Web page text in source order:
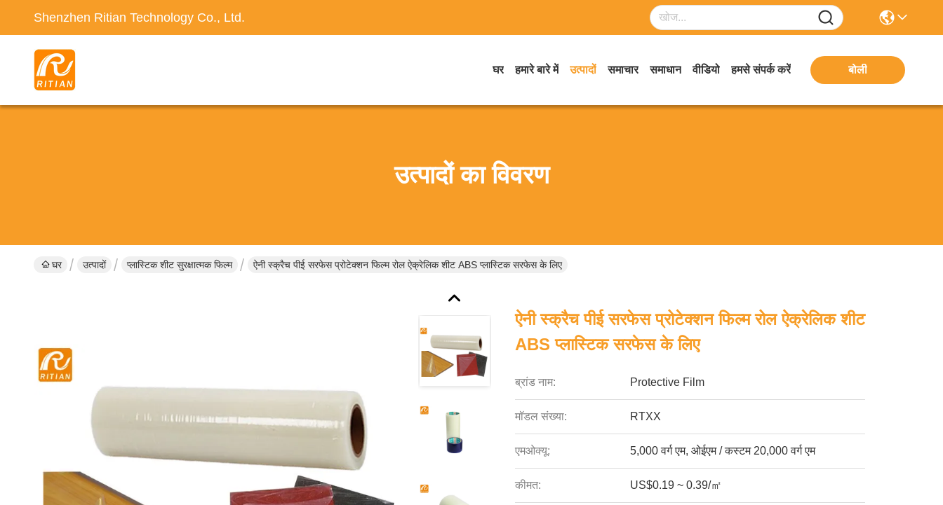
Shenzhen Ritian Technology Co., Ltd.
घर हमारे बारे में उत्पादों समाचार समाधान वीडियो हमसे संपर्क करें बोली
उत्पादों का विवरण
घर उत्पादों प्लास्टिक शीट सुरक्षात्मक फिल्म ऐनी स्क्रैच पीई सरफेस प्रोटेक्शन फिल्म रोल ऐक्रेलिक शीट ABS प्लास्टिक सरफेस के लिए
ऐनी स्क्रैच पीई सरफेस प्रोटेक्शन फिल्म रोल ऐक्रेलिक शीट
ABS प्लास्टिक सरफेस के लिए
ब्रांड नाम: Protective Film
मॉडल संख्या: RTXX
एमओक्यू: 5,000 वर्ग एम, ओईएम / कस्टम 20,000 वर्ग एम
कीमत: US$0.19 ~ 0.39/㎡